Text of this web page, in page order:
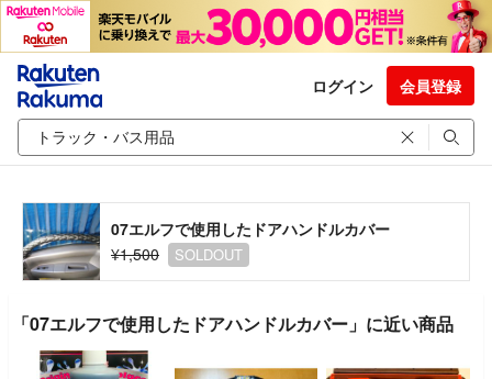
ログイン 会員登録
07エルフで使用したドアハンドルカバー
¥1,500
SOLDOUT
「07エルフで使用したドアハンドルカバー」に近い商品